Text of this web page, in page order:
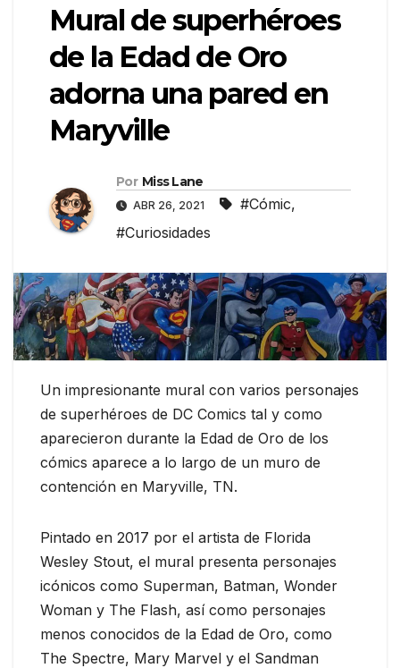
Mural de superhéroes
de la Edad de Oro
adorna una pared en
Maryville
Por Miss Lane
ABR 26, 2021 #Cómic,
#Curiosidades
Un impresionante mural con varios personajes
de superhéroes de DC Comics tal y como
aparecieron durante la Edad de Oro de los
cómics aparece a lo largo de un muro de
contención en Maryville, TN.
Pintado en 2017 por el artista de Florida
Wesley Stout, el mural presenta personajes
icónicos como Superman, Batman, Wonder
Woman y The Flash, así como personajes
menos conocidos de la Edad de Oro, como
The Spectre, Mary Marvel y el Sandman